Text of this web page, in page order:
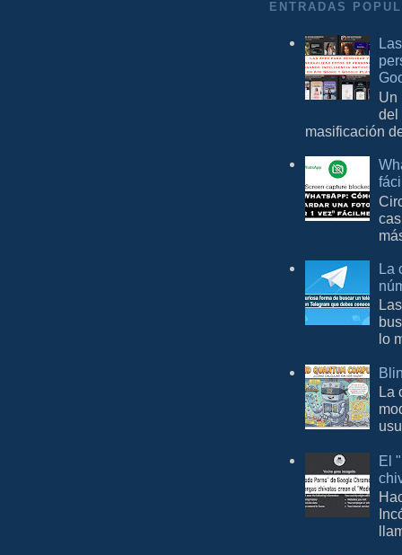
ENTRADAS
Un
del
masificación
La
lo
La
El